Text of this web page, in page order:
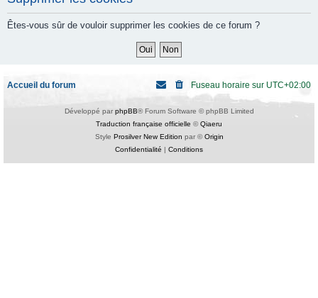
Êtes-vous sûr de vouloir supprimer les cookies de ce forum ?
Accueil du forum Fuseau horaire sur UTC+02:00
Développé par phpBB® Forum Software © phpBB Limited
Traduction française officielle ©Qiaeru
Style Prosilver New Edition par ©Origin
Confidentialité | Conditions